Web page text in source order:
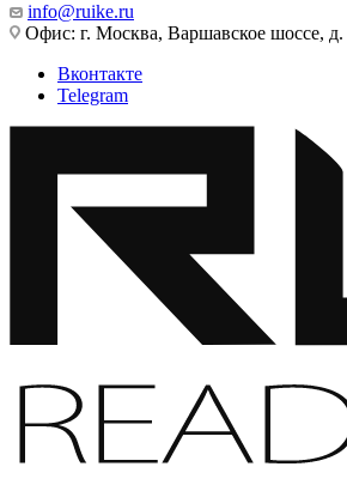
info@ruike.ru
Офис: г. Москва, Варшавское шоссе,
Вконтакте
Telegram